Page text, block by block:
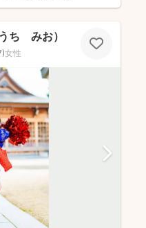
ち みお）
)女性